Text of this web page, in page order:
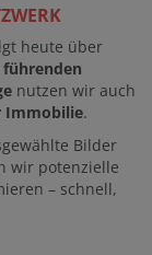
heute über
führenden
nutzen wir auch
Immobilie.
Bilder
wir potenzielle
– schnell,